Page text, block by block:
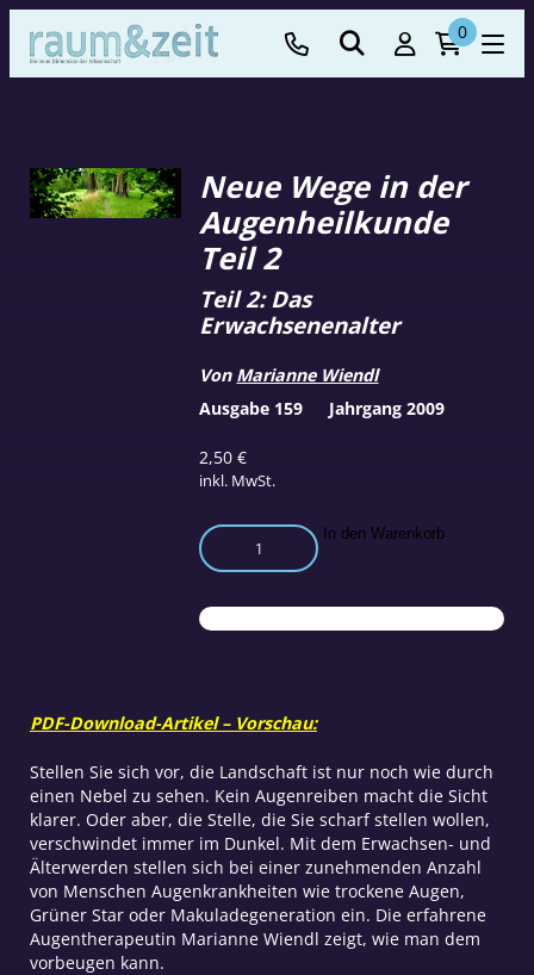
0
Neue Wege in der
Augenheilkunde
Teil 2
2,50€
inkl. MwSt.
Teil 2: Das
Erwachsenenalter
Von Marianne Wiendl
Neue
Wege
der
Augenheilkunde
In den Warenkorb
Ausgabe 159 Jahrgang 2009
PDF-Download-Artikel – Vorschau:
Stellen Sie sich vor, die Landschaft ist nur noch wie durch
einen Nebel zu sehen. Kein Augenreiben macht die Sicht
klarer. Oder aber, die Stelle, die Sie scharf stellen wollen,
verschwindet immer im Dunkel. Mit dem Erwachsen- und
Älterwerden stellen sich bei einer zunehmenden Anzahl
von Menschen Augenkrankheiten wie trockene Augen,
Grüner Star oder Makuladegeneration ein. Die erfahrene
Augentherapeutin Marianne Wiendl zeigt, wie man dem
vorbeugen kann.